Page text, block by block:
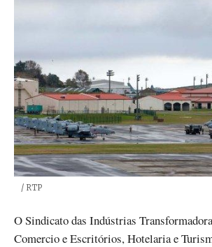
Créditos
/ RTP
O Sindicato das Indústrias
Comercio e Escritórios, Hotelaria e